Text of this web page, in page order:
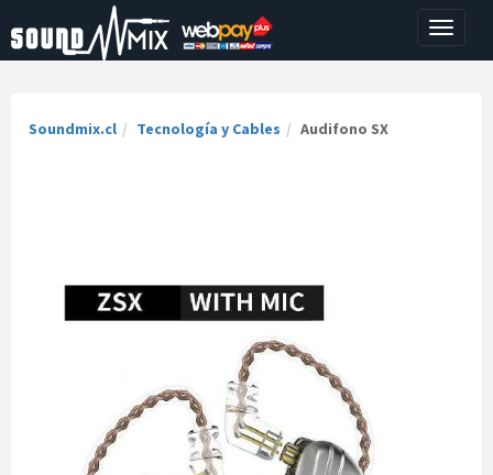
Toggle
Soundmix.cl Tecnología y Cables Audifono SX